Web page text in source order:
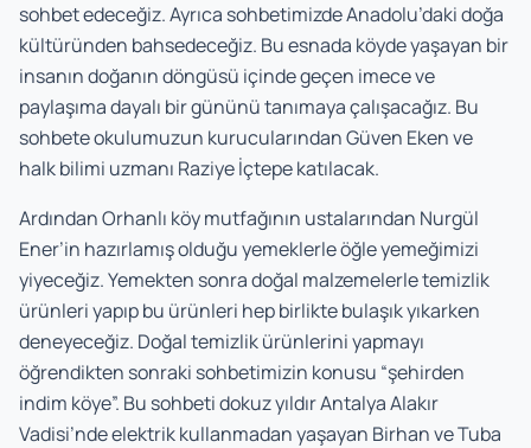
sohbet edeceğiz. Ayrıca sohbetimizde Anadolu’daki doğa
kültüründen bahsedeceğiz. Bu esnada köyde yaşayan bir
insanın doğanın döngüsü içinde geçen imece ve
paylaşıma dayalı bir gününü tanımaya çalışacağız. Bu
sohbete okulumuzun kurucularından Güven Eken ve
halk bilimi uzmanı Raziye İçtepe katılacak.
Ardından Orhanlı köy mutfağının ustalarından Nurgül
Ener’in hazırlamış olduğu yemeklerle öğle yemeğimizi
yiyeceğiz. Yemekten sonra doğal malzemelerle temizlik
ürünleri yapıp bu ürünleri hep birlikte bulaşık yıkarken
deneyeceğiz. Doğal temizlik ürünlerini yapmayı
öğrendikten sonraki sohbetimizin konusu “şehirden
indim köye”. Bu sohbeti dokuz yıldır Antalya Alakır
Vadisi’nde elektrik kullanmadan yaşayan Birhan ve Tuba